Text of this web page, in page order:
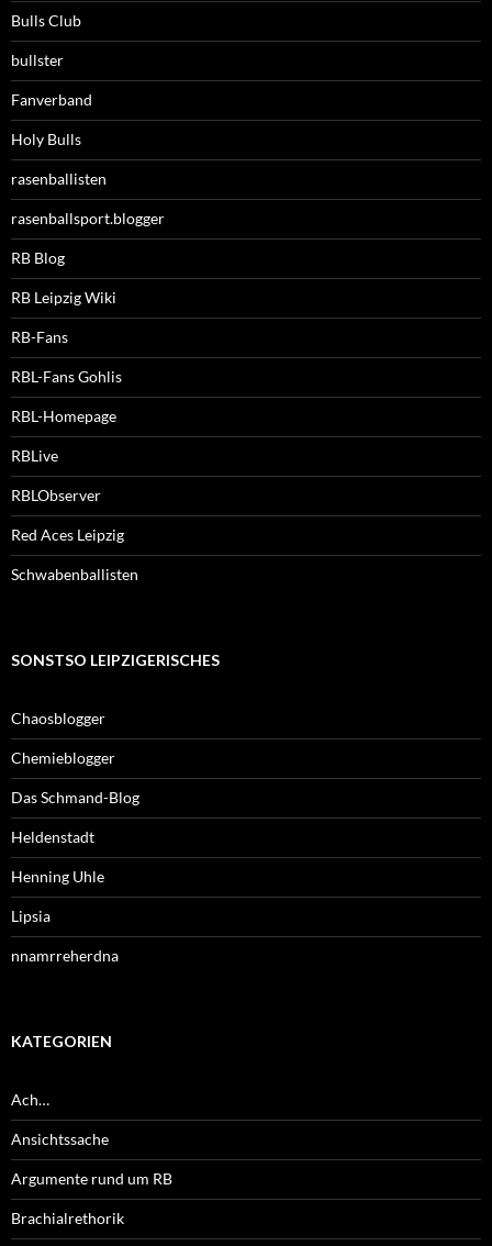
Bulls Club
bullster
Fanverband
Holy Bulls
rasenballisten
rasenballsport.blogger
RB Blog
RB Leipzig Wiki
RB-Fans
RBL-Fans Gohlis
RBL-Homepage
RBLive
RBLObserver
Red Aces Leipzig
Schwabenballisten
SONSTSO LEIPZIGERISCHES
Chaosblogger
Chemieblogger
Das Schmand-Blog
Heldenstadt
Henning Uhle
Lipsia
nnamrreherdna
KATEGORIEN
Ach…
Ansichtssache
Argumente rund um RB
Brachialrethorik